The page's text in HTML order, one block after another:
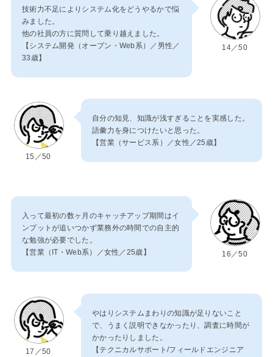
技術力不足によりシステム化をどうやるかで悩
みました。
他の社員の方に質問して乗り越えました。
【システム開発（オープン・Web系）／男性／
33歳】
14／50
15／50
自分の知見、知識が浅すぎることを実感した。
語彙力を身につけたいと思った。
【営業（サービス系）／女性／25歳】
入って最初の数ヶ月のキャッチアップ期間はイ
ンプットが追いつかず業務外の時間での自主的
な勉強が必要でした。
【営業（IT・Web系）／女性／25歳】
16／50
17／50
やはりシステムまわりの知識が足りないこと
で、うまく説明できなかったり、調査に時間が
かかったりしました。
【テクニカルサポート/フィールドエンジニア